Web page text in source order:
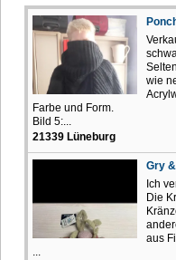
wie
Farbe und Form.
Bild 5:...
21339 Lüneburg
Gry
Ich
Die
aus
...